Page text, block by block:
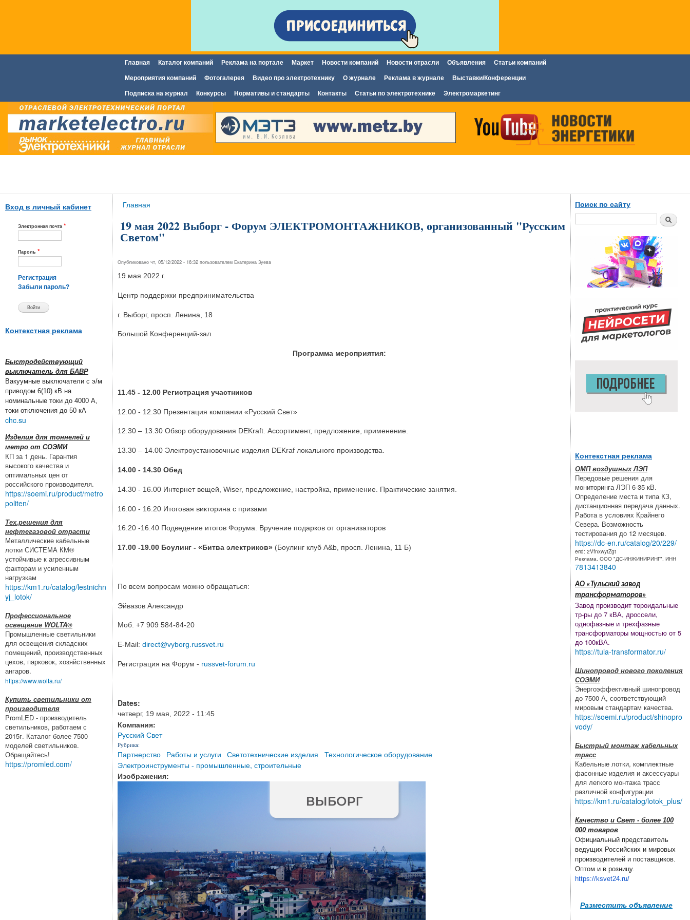
содержанию
Главное меню
Главная Каталог компаний Реклама на портале Маркет Новости компаний Новости отрасли Объявления Статьи компаний
Мероприятия компаний Фотогалерея Видео про электротехнику О журнале Реклама в журнале Выставки/Конференции
Подписка на журнал Конкурсы Нормативы и стандарты Контакты Статьи по электротехнике Электромаркетинг
Вход в личный кабинет
Электронная почта *
Пароль *
Регистрация
Забыли пароль?
Контекстная реклама
Быстродействующий
выключатель для БАВР
Вакуумные выключатели с э/м
приводом 6(10) кВ на
номинальные токи до 4000 А,
токи отключения до 50 кА
chc.su
Изделия для тоннелей и
метро от СОЭМИ
КП за 1 день. Гарантия
высокого качества и
оптимальных цен от
российского производителя.
https://soemi.ru/product/metro
politen/
Тех.решения для
нефтегазовой отрасти
Металлические кабельные
лотки СИСТЕМА КМ®
устойчивые к агрессивным
факторам и усиленным
нагрузкам
https://km1.ru/catalog/lestnichn
yj_lotok/
Профессиональное
освещение WOLTA®
Промышленные светильники
для освещения складских
помещений, производственных
цехов, парковок, хозяйственных
ангаров.
https://www.wolta.ru/
Купить светильники от
производителя
PromLED - производитель
светильников, работаем с
2015г. Каталог более 7500
моделей светильников.
Обращайтесь!
https://promled.com/
Вы здесь
Главная
19 мая 2022 Выборг - Форум ЭЛЕКТРОМОНТАЖНИКОВ, организованный "Русским
Светом"
Опубликовано чт, 05/12/2022 - 16:32 пользователем Екатерина Зуева
19 мая 2022 г.
Центр поддержки предпринимательства
г. Выборг, просп. Ленина, 18
Большой Конференций-зал
Программа мероприятия:
11.45 - 12.00 Регистрация участников
12.00 - 12.30 Презентация компании «Русский Свет»
12.30 – 13.30 Обзор оборудования DEKraft. Ассортимент, предложение, применение.
13.30 – 14.00 Электроустановочные изделия DEKraf локального производства.
14.00 - 14.30 Обед
14.30 - 16.00 Интернет вещей, Wiser, предложение, настройка, применение. Практические занятия.
16.00 - 16.20 Итоговая викторина с призами
16.20 -16.40 Подведение итогов Форума. Вручение подарков от организаторов
17.00 -19.00 Боулинг - «Битва электриков» (Боулинг клуб A&b, просп. Ленина, 11 Б)
По всем вопросам можно обращаться:
Эйвазов Александр
Моб. +7 909 584-84-20
E-Mail: direct@vyborg.russvet.ru
Регистрация на Форум - russvet-forum.ru
Dates:
четверг, 19 мая, 2022 - 11:45
Компания:
Русский Свет
Рубрика:
Партнерство Работы и услуги Светотехнические изделия
Технологическое оборудование
Электроинструменты - промышленные, строительные
Изображения:
Поиск по сайту
Поиск
Контекстная реклама
ОМП воздушных ЛЭП
Передовые решения для
мониторинга ЛЭП 6-35 кВ.
Определение места и типа КЗ,
дистанционная передача данных.
Работа в условиях Крайнего
Севера. Возможность
тестирования до 12 месяцев.
https://dc-en.ru/catalog/20/229/
erid: 2VfnxwytZgt
Реклама. ООО "ДС-ИНЖИНИРИНГ". ИНН
7813413840
АО «Тульский завод
трансформаторов»
Завод производит тороидальные
тр-ры до 7 кВА, дроссели,
однофазные и трехфазные
трансформаторы мощностью от 5
до 100кВА.
https://tula-transformator.ru/
Шинопровод нового поколения
СОЭМИ
Энергоэффективный шинопровод
до 7500 А, соответствующий
мировым стандартам качества.
https://soemi.ru/product/shinopro
vody/
Быстрый монтаж кабельных
трасс
Кабельные лотки, комплектные
фасонные изделия и аксессуары
для легкого монтажа трасс
различной конфигурации
https://km1.ru/catalog/lotok_plus/
Качество и Свет - более 100
000 товаров
Официальный представитель
ведущих Российских и мировых
производителей и поставщиков.
Оптом и в розницу.
https://ksvet24.ru/
Разместить объявление